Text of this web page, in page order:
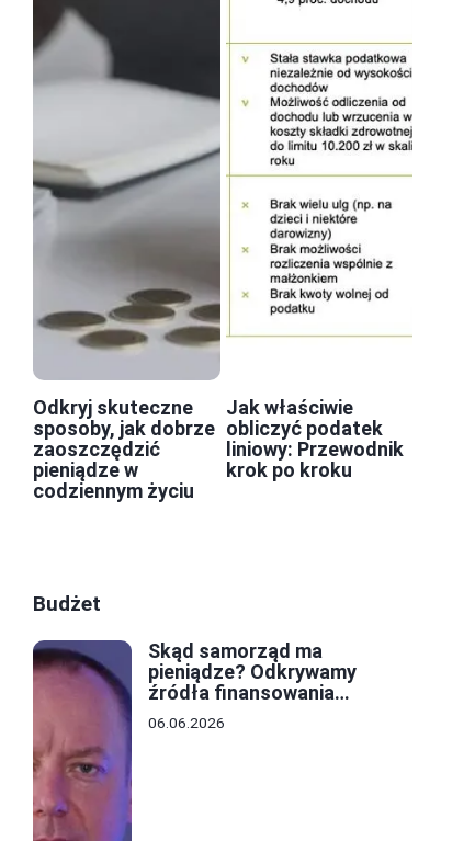
Odkryj skuteczne
sposoby, jak dobrze
zaoszczędzić
pieniądze w
codziennym życiu
Jak właściwie
obliczyć podatek
liniowy: Przewodnik
krok po kroku
Budżet
Skąd samorząd ma
pieniądze? Odkrywamy
źródła finansowania
lokalnych budżetów
06.06.2026